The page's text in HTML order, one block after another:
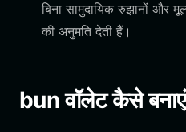
बिना सामुदायिक रुझानों और
की अनुमति देती हैं।
bun वॉलेट कैसे बनाएं